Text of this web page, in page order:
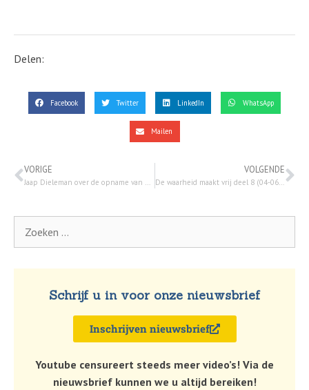
Delen:
Facebook Twitter LinkedIn WhatsApp
Mailen
VORIGE
Jaap Dieleman over de opname van de gemeente
VOLGENDE
De waarheid maakt vrij deel 8 (04-06-2020)
Schrijf u in voor onze nieuwsbrief
Inschrijven nieuwsbrief
Youtube censureert steeds meer video’s! Via de
nieuwsbrief kunnen we u altijd bereiken!